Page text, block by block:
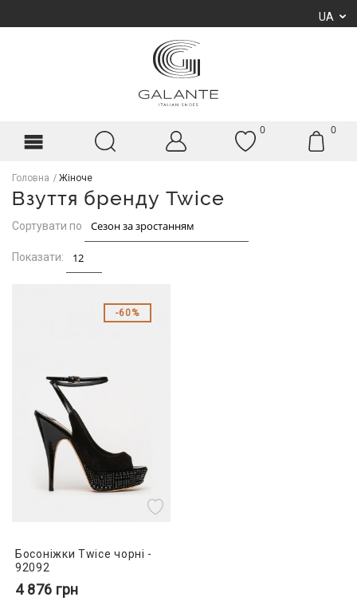
UA
0 0
Головна Жіноче
Взуття бренду Twice
Сортувати по
Показати:
60%
Босоніжки Twice чорні -
92092
4 876 грн